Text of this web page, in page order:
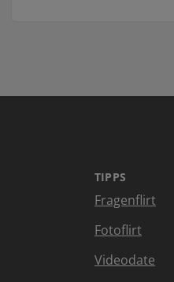
TIPPS
Fragenflirt
Fotoflirt
Videodate